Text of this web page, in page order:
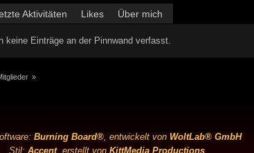
Aktivitäten Likes Über mich
keine Einträge an der Pinnwand verfasst.
»
Burning Board®, entwickelt von WoltLab® GmbH
Stil: Accent, erstellt von KittMedia Productions